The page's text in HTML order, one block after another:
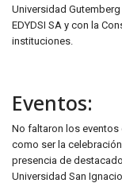
Universidad
EDYDSI SA y con la
instituciones.
Eventos:
No faltaron los eventos
como ser la
presencia de
Universidad San